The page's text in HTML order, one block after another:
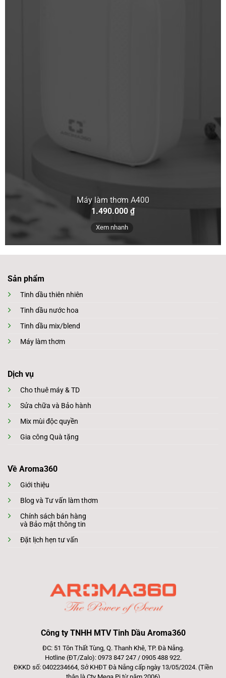
Máy làm thơm A400
1.490.000 ₫
Xem nhanh
Sản phẩm
Tinh dầu thiên nhiên
Tinh dầu nước hoa
Tinh dầu mix/blend
Máy làm thơm
Dịch vụ
Cho thuê máy & TD
Sửa chữa và Bảo hành
Mix mùi độc quyền
Gia công Quà tặng
Về Aroma360
Giới thiệu
Blog và Tư vấn làm thơm
Chính sách bán hàng
và Bảo mật thông tin
Đặt lịch hẹn tư vấn
Công ty TNHH MTV Tinh Dầu Aroma360
ĐC: 51 Tôn Thất Tùng, Q. Thanh Khê, TP. Đà Nẵng.
Hotline (ĐT/Zalo): 0973 847 247 / 0905 488 922.
ĐKKD số: 0402234664, Sở KHĐT Đà Nẵng cấp ngày 13/05/2024. (Tiền